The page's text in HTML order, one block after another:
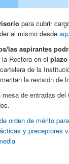
para cubrir
al mismo desde
las aspirantes
Rectora en el plazo
de la
la revisión de
de entradas del
orden de mérito
y preceptores